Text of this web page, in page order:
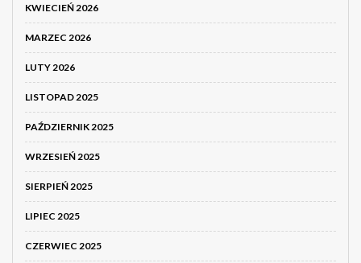
KWIECIEŃ 2026
MARZEC 2026
LUTY 2026
LISTOPAD 2025
PAŹDZIERNIK 2025
WRZESIEŃ 2025
SIERPIEŃ 2025
LIPIEC 2025
CZERWIEC 2025